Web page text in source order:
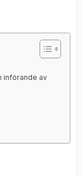
införande av